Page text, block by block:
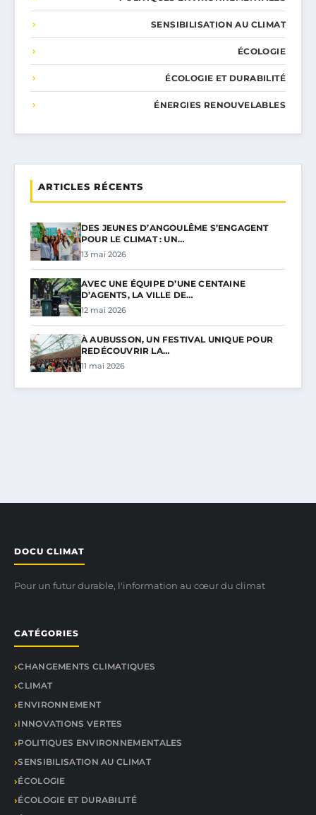
SENSIBILISATION AU CLIMAT
ÉCOLOGIE
ÉCOLOGIE ET DURABILITÉ
ÉNERGIES RENOUVELABLES
ARTICLES RÉCENTS
DES JEUNES D’ANGOULÊME S’ENGAGENT
POUR LE CLIMAT : UN…
13 mai 2026
AVEC UNE ÉQUIPE D’UNE CENTAINE
D’AGENTS, LA VILLE DE…
12 mai 2026
À AUBUSSON, UN FESTIVAL UNIQUE POUR
REDÉCOUVRIR LA…
11 mai 2026
DOCU CLIMAT
Pour un futur durable, l'information au cœur du climat
CATÉGORIES
CHANGEMENTS CLIMATIQUES
CLIMAT
ENVIRONNEMENT
INNOVATIONS VERTES
POLITIQUES ENVIRONNEMENTALES
SENSIBILISATION AU CLIMAT
ÉCOLOGIE
ÉCOLOGIE ET DURABILITÉ